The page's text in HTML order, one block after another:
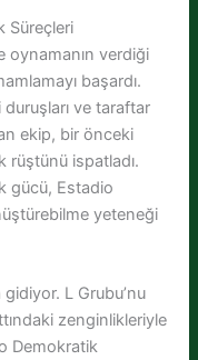
Süreçleri
oynamanın verdiği
başardı.
ve taraftar
ekip, bir önceki
rüştünü ispatladı.
gücü, Estadio
yeteneği
L Grubu’nu
zenginlikleriyle
Demokratik